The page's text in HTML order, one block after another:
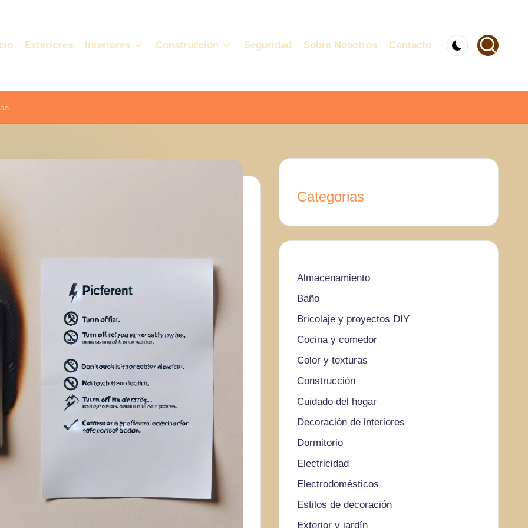
Exteriores Interiores Construcción Seguridad Sobre Nosotros Contacto
Categorias
Almacenamiento
Baño
Bricolaje y proyectos DIY
Cocina y comedor
Color y texturas
Construcción
Cuidado del hogar
Decoración de interiores
Dormitorio
Electricidad
Electrodomésticos
Estilos de decoración
Exterior y jardín